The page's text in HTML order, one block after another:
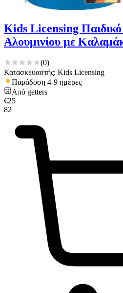
Kids Licensing
Αλουμινίου με
(0)
Κατασκευαστής: Kids Licensing
Παράδοση 4-9 ημέρες
Από getters
€25
82